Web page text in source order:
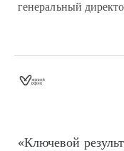
генеральный
«Ключевой